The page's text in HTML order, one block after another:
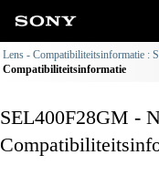
Lens - Compatibiliteitsinformatie :
Compatibiliteitsinformatie
SEL400F28GM -